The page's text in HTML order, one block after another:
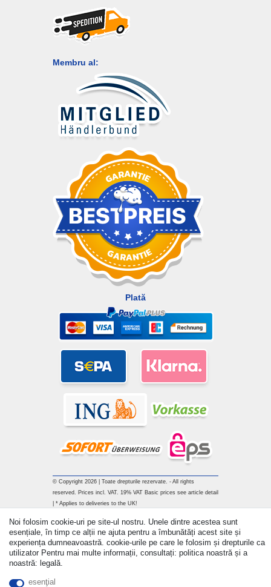
Membru al:
Plată
© Copyright 2026 | Toate drepturile rezervate. - All rights
reserved. Prices incl. VAT. 19% VAT Basic prices see article detail
| * Applies to deliveries to the UK!
Noi folosim cookie-uri pe site-ul nostru. Unele dintre acestea sunt
esențiale, în timp ce alții ne ajuta pentru a îmbunătăți acest site și
experiența dumneavoastră. cookie-urile pe care le folosim și drepturile ca
utilizator Pentru mai multe informații, consultați: politica noastră și a
noastră: legală.
esenţial
Withdraw from contract here
a lua legatura